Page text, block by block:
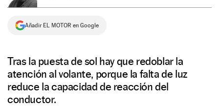
Añadir EL MOTOR en Google
Tras la puesta de sol hay que redoblar la
atención al volante, porque la falta de luz
reduce la capacidad de reacción del
conductor.